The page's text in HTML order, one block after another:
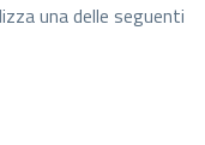
una delle seguenti